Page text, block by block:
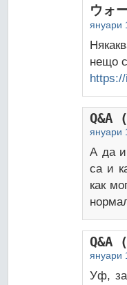
ウォ
януари
нещо
Q&A
януари
А да
са и
как
Q&A
януари
Уф,